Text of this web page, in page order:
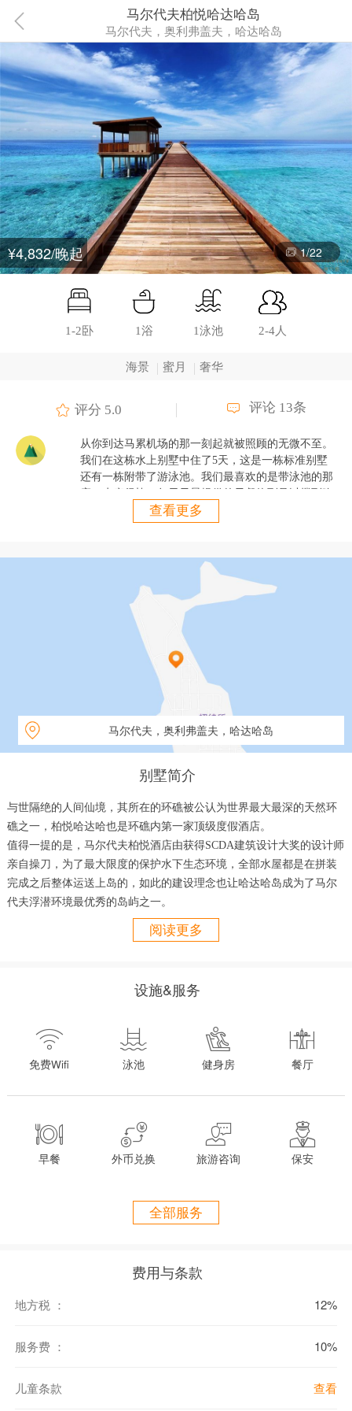
马尔代夫柏悦哈达哈岛
马尔代夫，奥利弗盖夫，哈达哈岛
¥4,832/晚起 1/22
1-2卧 1浴 1泳池 2-4人
海景 蜜月 奢华
评分 5.0 评论 13条
从你到达马累机场的那一刻起就被照顾的无微不至。
我们在这栋水上别墅中住了5天，这是一栋标准别墅
还有一栋附带了游泳池。我们最喜欢的是带泳池的那
餐的时候。还能看到珊瑚礁里游过的鲨鱼和海龟。每
一位工作人员都很热情，我们非常感谢他们，希望不
查看更多
马尔代夫，奥利弗盖夫，哈达哈岛
别墅简介
与世隔绝的人间仙境，其所在的环礁被公认为世界最大最深的天然环
礁之一，柏悦哈达哈也是环礁内第一家顶级度假酒店。
值得一提的是，马尔代夫柏悦酒店由获得SCDA建筑设计大奖的设计师
亲自操刀，为了最大限度的保护水下生态环境，全部水屋都是在拼装
完成之后整体运送上岛的，如此的建设理念也让哈达哈岛成为了马尔
代夫浮潜环境最优秀的岛屿之一。
五星级的别墅，距离白色细沙滩几步之遥，您可以在专属岛屿上尽享
马尔代夫柏悦酒店坐落于北胡瓦迪乎环礁马累以南 400 公里的一个岛
四周环绕有 150 多个不受世人打扰的自然岛屿和 10 个当地人居住的岛
国内机场、协助您登机。
您将踏上一个飞往位于北胡瓦迪乎 (Gaafu Alifu) 环礁 Kaadhedhoo 国内
机场、历时 55 分钟的 ì马尔代夫î 国内航班。
李，并将您安排至正在等待的快艇中，快艇将需要 75 分钟才能到达度
假村。所有国内航班均安排在国际航班抵达和离开前后。
若国内航班取消，则国内航空公司将会把住宿安排到与国内机场相毗
沙滩别墅 Beach Villa
阅读更多
设施&服务

免费Wifi

泳池

健身房

餐厅

早餐

外币兑换

旅游咨询

保安
全部服务
费用与条款
地方税 ： 12%
服务费 ： 10%
儿童条款 查看